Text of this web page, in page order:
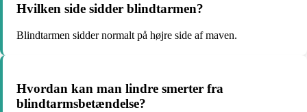
Hvilken side sidder blindtarmen?
Blindtarmen sidder normalt på højre side af maven.
Hvordan kan man lindre smerter fra
blindtarmsbetændelse?